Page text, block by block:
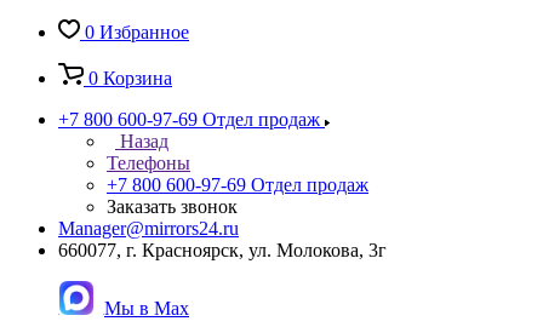
0 Избранное
0 Корзина
+7 800 600-97-69 Отдел продаж
Назад
Телефоны
+7 800 600-97-69 Отдел продаж
Заказать звонок
Manager@mirrors24.ru
660077, г. Красноярск, ул. Молокова, 3г
Мы в Max